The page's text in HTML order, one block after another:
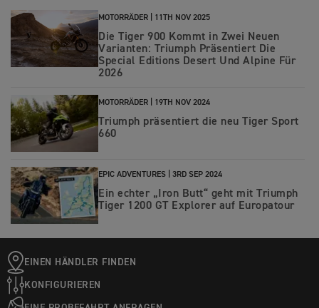
MOTORRÄDER | 11TH NOV 2025
Die Tiger 900 Kommt in Zwei Neuen
Varianten: Triumph Präsentiert Die
Special Editions Desert Und Alpine Für
2026
MOTORRÄDER | 19TH NOV 2024
Triumph präsentiert die neu Tiger Sport
660
EPIC ADVENTURES | 3RD SEP 2024
Ein echter „Iron Butt“ geht mit Triumph
Tiger 1200 GT Explorer auf Europatour
EINEN HÄNDLER FINDEN
KONFIGURIEREN